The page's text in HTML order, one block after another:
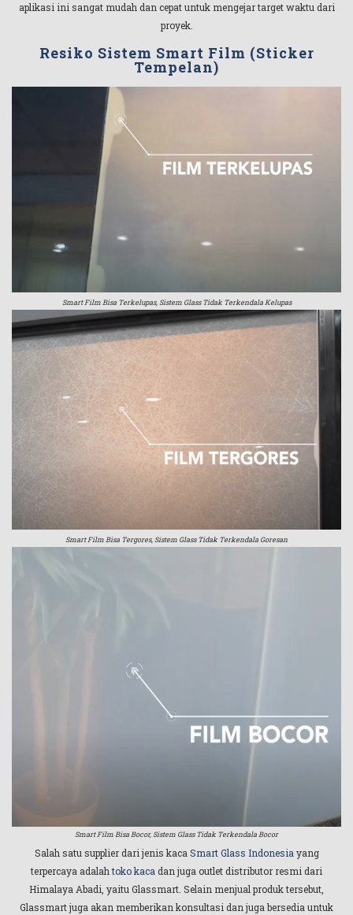
aplikasi ini sangat mudah dan cepat untuk mengejar target waktu dari
proyek.
Resiko Sistem Smart Film (Sticker
Tempelan)
Smart Film Bisa Terkelupas, Sistem Glass Tidak Terkendala Kelupas
Smart Film Bisa Tergores, Sistem Glass Tidak Terkendala Goresan
Smart Film Bisa Bocor, Sistem Glass Tidak Terkendala Bocor
Salah satu supplier dari jenis kaca Smart Glass Indonesia yang
terpercaya adalahtoko kaca dan juga outlet distributor resmi dari
Himalaya Abadi, yaitu Glassmart. Selain menjual produk tersebut,
Glassmart juga akan memberikan konsultasi dan juga bersedia untuk